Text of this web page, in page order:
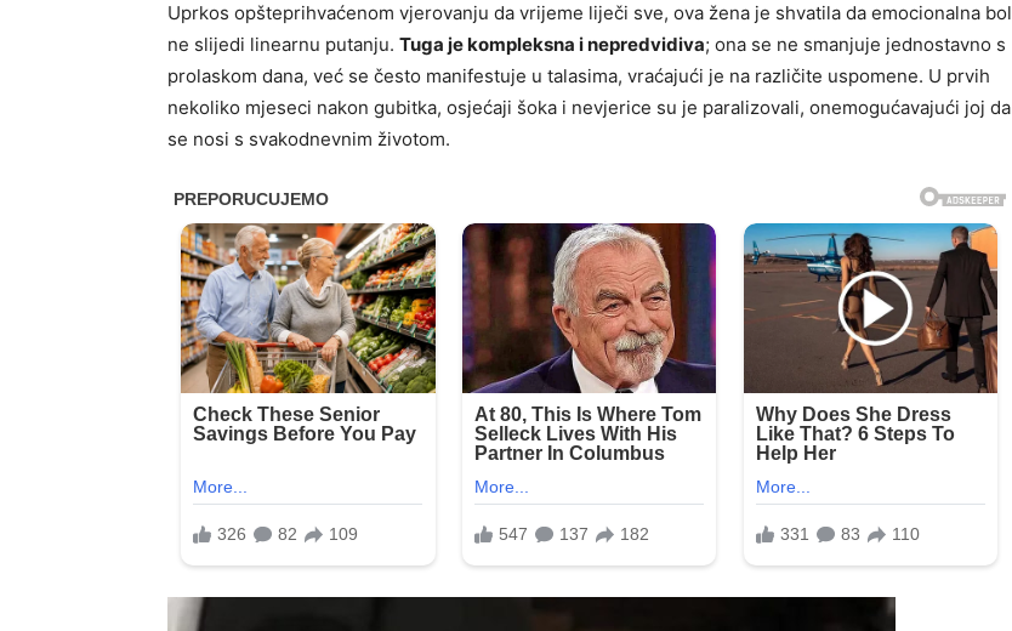
Uprkos opšteprihvaćenom vjerovanju da vrijeme liječi sve, ova žena je shvatila da emocionalna bol
ne slijedi linearnu putanju. Tuga je kompleksna i nepredvidiva; ona se ne smanjuje jednostavno s
prolaskom dana, već se često manifestuje u talasima, vraćajući je na različite uspomene. U prvih
nekoliko mjeseci nakon gubitka, osjećaji šoka i nevjerice su je paralizovali, onemogućavajući joj da
se nosi s svakodnevnim životom.